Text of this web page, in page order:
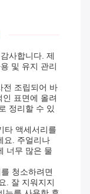
사합니다. 제
및 유지 관리
전 조립되어 바
표면에 올려
정리할 수 있
타 액세서리를
요. 주얼리나
너무 많은 물
청소하려면
. 잘 지워지지